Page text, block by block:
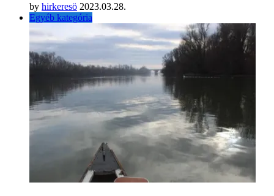
by hirkeresö 2023.03.28.
Egyéb kategória